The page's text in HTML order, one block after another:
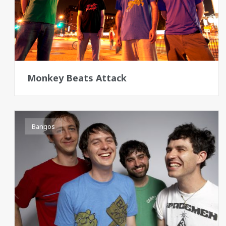
Monkey Beats Attack
Bangos